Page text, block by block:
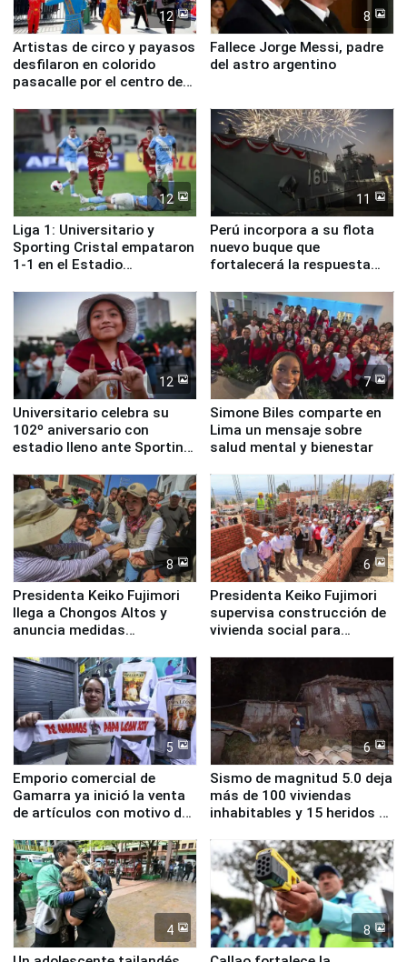
12
Artistas de circo y payasos
desfilaron en colorido
pasacalle por el centro de
8
Fallece Jorge Messi, padre
del astro argentino
12
Liga 1: Universitario y
Sporting Cristal empataron
1-1 en el Estadio
11
Perú incorpora a su flota
nuevo buque que
fortalecerá la respuesta
12
Universitario celebra su
102º aniversario con
estadio lleno ante Sporting
7
Simone Biles comparte en
Lima un mensaje sobre
salud mental y bienestar
8
Presidenta Keiko Fujimori
llega a Chongos Altos y
anuncia medidas
educación, salud y empleo
6
Presidenta Keiko Fujimori
supervisa construcción de
vivienda social para
5
Emporio comercial de
Gamarra ya inició la venta
de artículos con motivo de
6
Sismo de magnitud 5.0 deja
más de 100 viviendas
inhabitables y 15 heridos en
4 8